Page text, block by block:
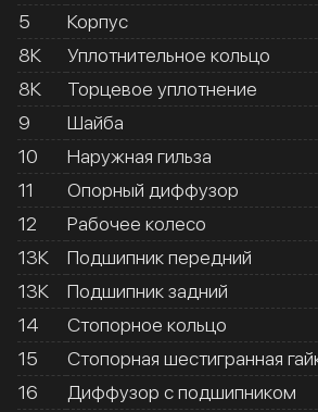
5
Корпус
8К
Уплотнительное кольцо
8К
Торцевое уплотнение
9
Шайба
10
Наружная гильза
11
Опорный диффузор
12
Рабочее колесо
13К
Подшипник передний
13К
Подшипник задний
14
Стопорное кольцо
15
Стопорная шестигранная
16
Диффузор с подшипником